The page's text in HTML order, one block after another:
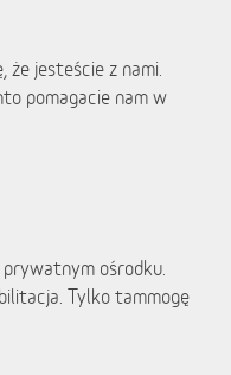
że jesteście z nami.
pomagacie nam w
ośrodku.
Tylko tammogę